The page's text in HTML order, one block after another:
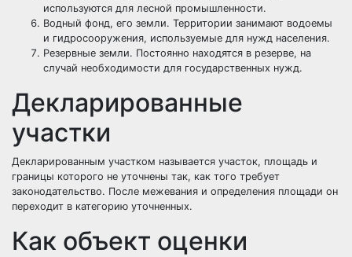
используются для лесной промышленности.
Водный фонд, его земли. Территории занимают водоемы
и гидросооружения, используемые для нужд населения.
Резервные земли. Постоянно находятся в резерве, на
случай необходимости для государственных нужд.
Декларированные
участки
Декларированным участком называется участок, площадь и
границы которого не уточнены так, как того требует
законодательство. После межевания и определения площади он
переходит в категорию уточненных.
Как объект оценки